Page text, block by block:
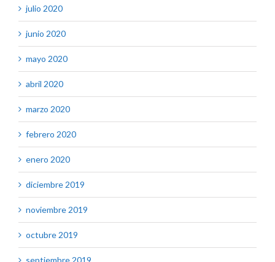
julio 2020
junio 2020
mayo 2020
abril 2020
marzo 2020
febrero 2020
enero 2020
diciembre 2019
noviembre 2019
octubre 2019
septiembre 2019